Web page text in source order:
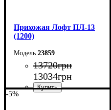
Прихожая Лофт ПЛ-13
(1200)
23859
13720грн
13034грн
-5%